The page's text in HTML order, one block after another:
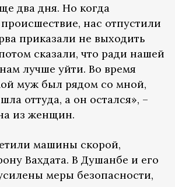
два дня. Но когда
нас отпустили
приказали не выходить
сказали, что ради нашей
лучше уйти. Во время
муж был рядом со мной,
оттуда, а он остался», –
из женщин.
машины скорой,
Вахдата. В Душанбе и его
меры безопасности,